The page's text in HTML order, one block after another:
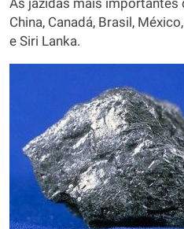
As jazidas mais importantes
China, Canadá, Brasil,
e Siri Lanka.